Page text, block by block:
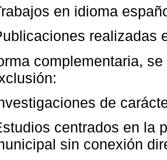
en idioma
realizadas
complementaria,
de
centrados en la
sin conexión